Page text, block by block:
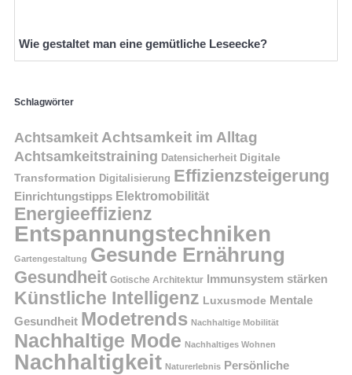
Wie gestaltet man eine gemütliche Leseecke?
Schlagwörter
Achtsamkeit Achtsamkeit im Alltag
Achtsamkeitstraining Datensicherheit Digitale
Transformation Digitalisierung Effizienzsteigerung
Einrichtungstipps Elektromobilität
Energieeffizienz
Entspannungstechniken
Gartengestaltung Gesunde Ernährung
Gesundheit Gotische Architektur Immunsystem stärken
Künstliche Intelligenz Luxusmode Mentale
Gesundheit Modetrends Nachhaltige Mobilität
Nachhaltige Mode Nachhaltiges Wohnen
Nachhaltigkeit Naturerlebnis Persönliche